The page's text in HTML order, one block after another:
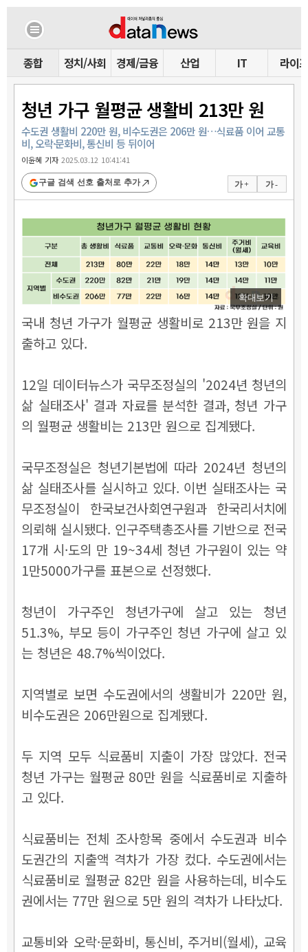
종합 정치/사회 경제/금융 산업 IT 라이프
청년 가구 월평균 생활비 213만 원
수도권 생활비 220만 원, 비수도권은 206만 원…식료품 이어 교통
비, 오락·문화비, 통신비 등 뒤이어
이윤혜 기자2025.03.12 10:41:41
가 + 가 -
구글 검색 선호 출처로 추가
확대보기
국내 청년 가구가 월평균 생활비로 213만 원을 지
출하고 있다.
12일 데이터뉴스가 국무조정실의 '2024년 청년의
삶 실태조사' 결과 자료를 분석한 결과, 청년 가구
의 월평균 생활비는 213만 원으로 집계됐다.
국무조정실은 청년기본법에 따라 2024년 청년의
삶 실태조사를 실시하고 있다. 이번 실태조사는 국
무조정실이 한국보건사회연구원과 한국리서치에
의뢰해 실시됐다. 인구주택총조사를 기반으로 전국
17개 시·도의 만 19~34세 청년 가구원이 있는 약
1만5000가구를 표본으로 선정했다.
청년이 가구주인 청년가구에 살고 있는 청년
51.3%, 부모 등이 가구주인 청년 가구에 살고 있
는 청년은 48.7%씩이었다.
지역별로 보면 수도권에서의 생활비가 220만 원,
비수도권은 206만원으로 집계됐다.
두 지역 모두 식료품비 지출이 가장 많았다. 전국
청년 가구는 월평균 80만 원을 식료품비로 지출하
고 있다.
식료품비는 전체 조사항목 중에서 수도권과 비수
도권간의 지출액 격차가 가장 컸다. 수도권에서는
식료품비로 월평균 82만 원을 사용하는데, 비수도
권에서는 77만 원으로 5만 원의 격차가 나타났다.
교통비와 오락·문화비, 통신비, 주거비(월세), 교육